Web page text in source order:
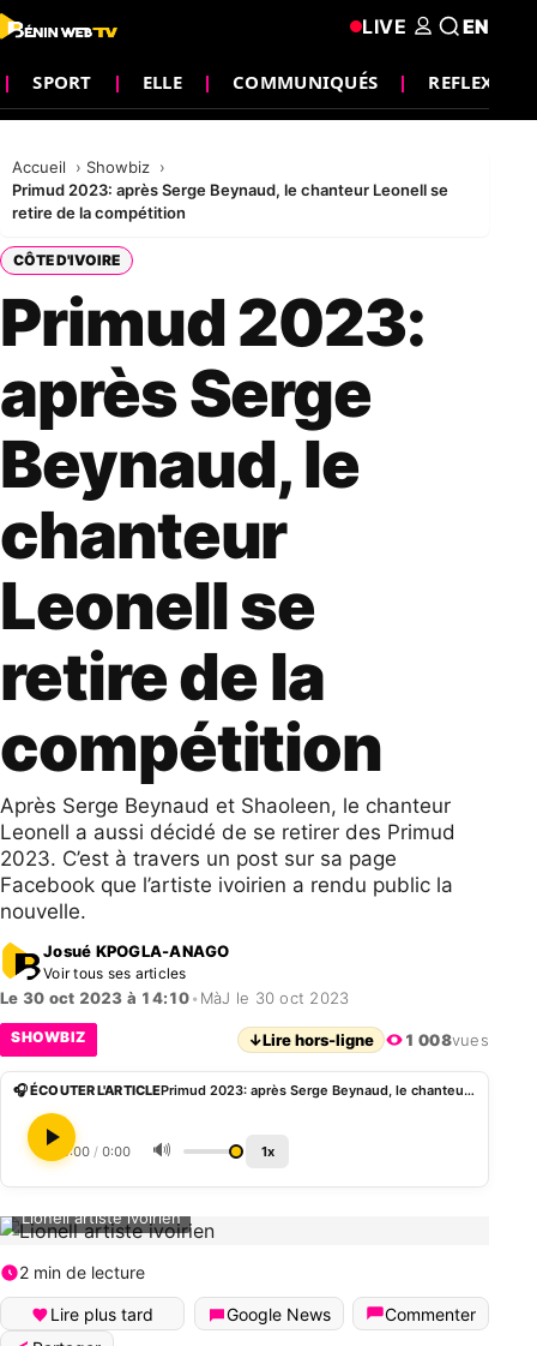
SPORT ELLE COMMUNIQUÉS REFLEXION
LIVE EN
Accueil
Showbiz
Primud 2023: après Serge Beynaud, le chanteur Leonell se
retire de la compétition
CÔTE D'IVOIRE
Primud 2023:
après Serge
Beynaud, le
chanteur
Leonell se
retire de la
compétition
Après Serge Beynaud et Shaoleen, le chanteur
Leonell a aussi décidé de se retirer des Primud
2023. C’est à travers un post sur sa page
Facebook que l’artiste ivoirien a rendu public la
nouvelle.
Josué KPOGLA-ANAGO
Voir tous ses articles
Le 30 oct 2023 à 14:10• MàJ le 30 oct 2023
SHOWBIZ ↓Lire hors-ligne 1 008vues
🎧 ÉCOUTER L'ARTICLE Primud 2023: après Serge Beynaud, le chanteur Leonell se retire de la compétition
0:00 / 0:00 🔊 1x
Lionell artiste ivoirien
2 min de lecture
Lire plus tard Google News
Commenter